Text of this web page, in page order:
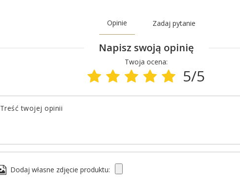
Opinie Zadaj pytanie
Napisz swoją opinię
Twoja ocena:
5/5
Treść twojej opinii
Dodaj własne zdjęcie produktu: